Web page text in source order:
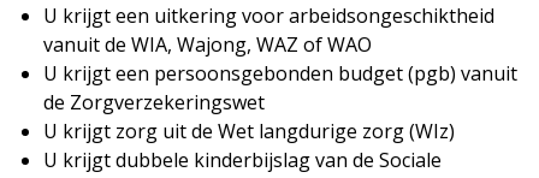
U krijgt een uitkering voor arbeidsongeschiktheid
vanuit de WIA, Wajong, WAZ of WAO
U krijgt een persoonsgebonden budget (pgb) vanuit
de Zorgverzekeringswet
U krijgt zorg uit de Wet langdurige zorg (WIz)
U krijgt dubbele kinderbijslag van de Sociale